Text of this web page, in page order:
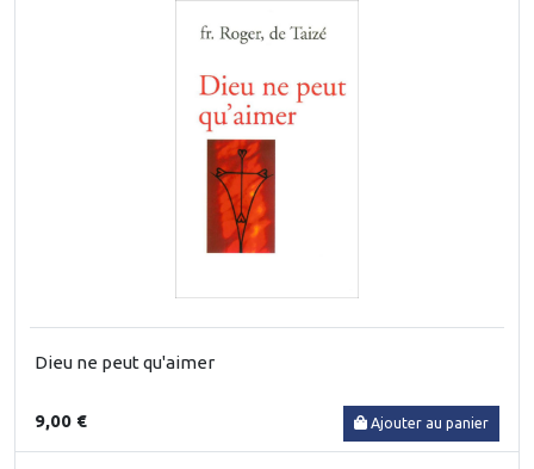
Dieu ne peut qu'aimer
9,00 € Ajouter au panier